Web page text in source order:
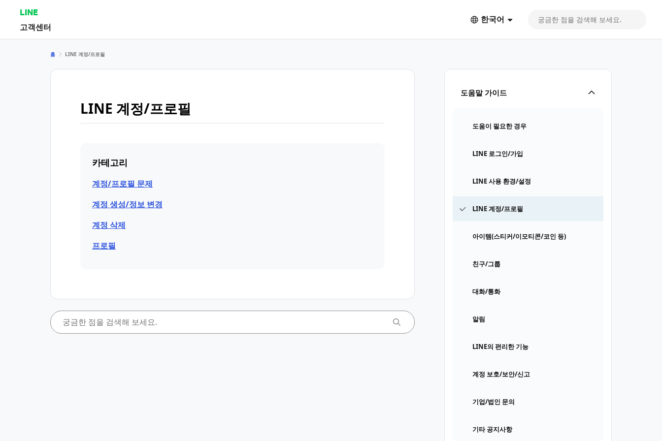
LINE
고객센터
한국어
도움말 가이드
도움이 필요한 경우
LINE 로그인/가입
LINE 사용 환경/설정
LINE 계정/프로필
아이템(스티커/이모티콘/코인 등)
친구/그룹
대화/통화
알림
LINE의 편리한 기능
계정 보호/보안/신고
기업/법인 문의
기타 공지사항
홈 LINE 계정/프로필
LINE 계정/프로필
카테고리
계정/프로필 문제
계정 생성/정보 변경
계정 삭제
프로필